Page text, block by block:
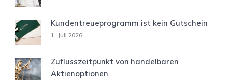
Kundentreueprogramm ist kein Gutschein
1. Juli 2026
Zuflusszeitpunkt von handelbaren
Aktienoptionen